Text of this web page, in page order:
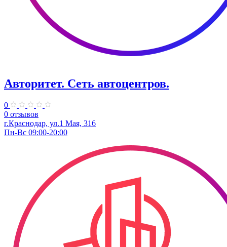
Авторитет. ​Сеть автоцентров.
0
0 отзывов
г.Краснодар, ул.​1 Мая, 316
Пн-Вс 09:00-20:00